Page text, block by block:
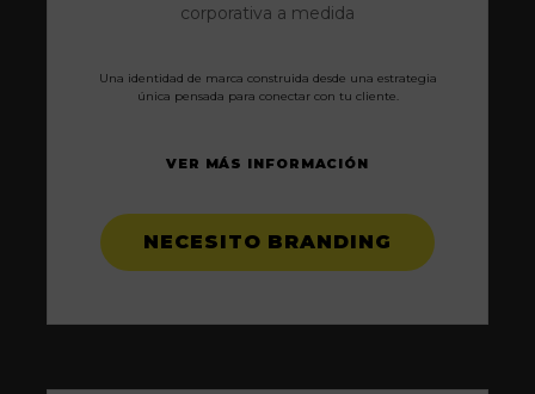
corporativa a medida
Una identidad de marca construida desde una estrategia
única pensada para conectar con tu cliente.
VER MÁS INFORMACIÓN
NECESITO BRANDING